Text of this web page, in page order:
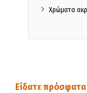
Χρώματα
Είδατε πρόσφατα